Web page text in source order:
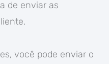
de enviar as
você pode enviar o